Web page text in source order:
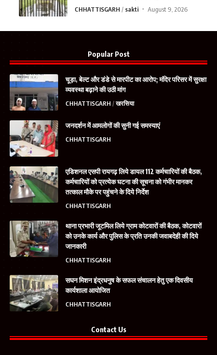
CHHATTISGARH sakti August 9, 2026
Popular Post
चूड़ा, बेल्ट और डंडे से मारपीट का आरोप; मंदिर परिसर में सुरक्षा
व्यवस्था बढ़ाने की उठी मांग
CHHATTISGARH खरसिया
जनदर्शन में आमलोगों की सुनी गई समस्याएं
CHHATTISGARH
एडिशनल एसपी रायगढ़ लिये डायल 112 कर्मचारियों की बैठक,
कर्मचारियों को प्रत्येक घटना की सूचना को गंभीर मानकर
तत्काल मौके पर पहुंचने के दिये निर्देश
CHHATTISGARH
थाना प्रभारी जूटमिल लिये ग्राम कोटवारों की बैठक, कोटवारों
को उनके कार्य और पुलिस के प्रति उनकी जवाबदेही की दिये
जानकारी
CHHATTISGARH
सघन मिशन इंद्रधनुष के सफल संचालन हेतु एक दिवसीय
कार्यशाला आयोजित
CHHATTISGARH
Contact Us